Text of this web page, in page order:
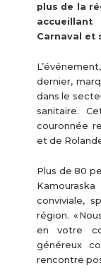
plus de la
Carnaval et
dernier,
dans le
sanitaire.
couronnée
et de
Plus de 80
conviviale,
région. «
en votre
généreux
rencontre